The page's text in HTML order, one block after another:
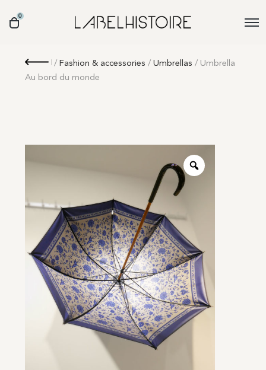
0
Retour
/ Fashion & accessories /Umbrellas / Umbrella
Au bord du monde